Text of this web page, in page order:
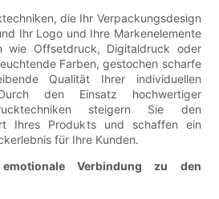
die Ihr Verpackungsdesign
Ihr Logo und Ihre Markenelemente
wie Offsetdruck, Digitaldruck oder
Farben, gestochen scharfe
Qualität Ihrer individuellen
den Einsatz hochwertiger
steigern Sie den
Ihres Produkts und schaffen ein
für Ihre Kunden.
Verbindung zu den